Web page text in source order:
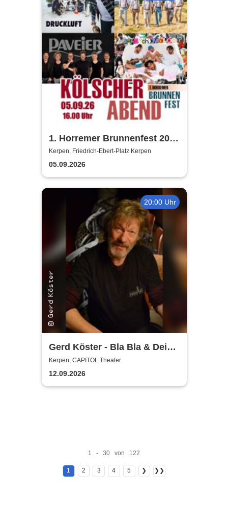
1. Horremer Brunnenfest 2026
- Klüngelköpp, Druckluft,
Planschemalöör, Paveier
Kerpen, Friedrich-Ebert-Platz Kerpen
05.09.2026
20:00 Uhr
Gerd Köster - Bla Bla & Dei
Dei
Kerpen, CAPITOL Theater
12.09.2026
1 - 30 von 122
1 2 3 4 5 ❯ ❯❯